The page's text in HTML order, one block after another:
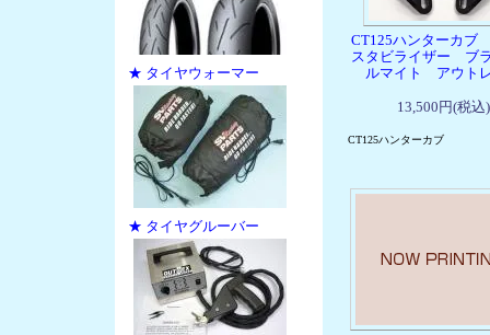
★ タイヤウォーマー
★ タイヤグルーバー
CT125ハンターカブ
スタビライザー ブ
ルマイト アウト
13,500円(税込)
CT125ハンターカブ